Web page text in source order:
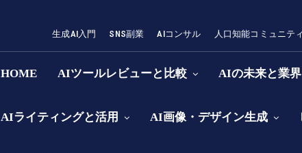
生成AI入門 SNS副業 AIコンサル 人口知能コミュニティ
HOME AIツールレビューと比較 AIの未来と業
AIライティングと活用 AI画像・デザイン生成